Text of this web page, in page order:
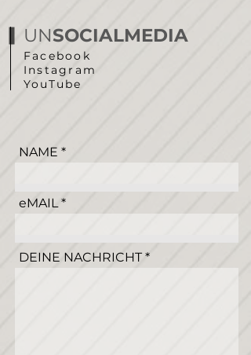
UNSOCIALMEDIA
Facebook
Instagram
YouTube
NAME
eMAIL
DEINE NACHRICHT